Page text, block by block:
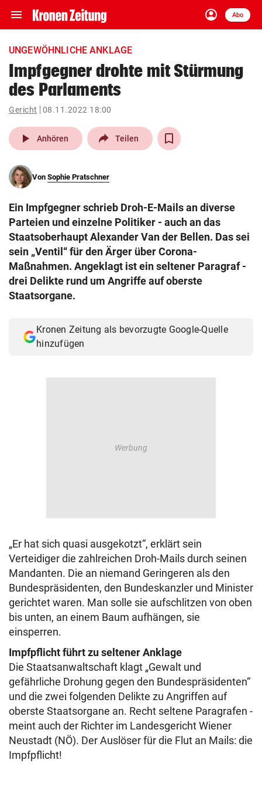
menu Navigation
ein-/ausklappen
account_circle
Anmelden
Abo
close Schließen
account_circle Anmelden
pin_drop
Wien arrow_right
search
eingeben
© Krone Multimedia GmbH & Co KG 2026
Muthgasse 2, 1190 Wien
UNGEWÖHNLICHE ANKLAGE
Impfgegner drohte mit Stürmung
des Parlaments
Gericht 08.11.2022 18:00
play_arrow Anhören Teilen
Von Sophie Pratschner
Ein Impfgegner schrieb Droh-E-Mails an diverse
Parteien und einzelne Politiker - auch an das
Staatsoberhaupt Alexander Van der Bellen. Das sei
sein „Ventil“ für den Ärger über Corona-
Maßnahmen. Angeklagt ist ein seltener Paragraf -
drei Delikte rund um Angriffe auf oberste
Staatsorgane.
Kronen Zeitung als bevorzugte Google-Quelle
hinzufügen
„Er hat sich quasi ausgekotzt“, erklärt sein
Verteidiger die zahlreichen Droh-Mails durch seinen
Mandanten. Die an niemand Geringeren als den
Bundespräsidenten, den Bundeskanzler und Minister
gerichtet waren. Man solle sie aufschlitzen von oben
bis unten, an einem Baum aufhängen, sie
einsperren.
Impfpflicht führt zu seltener Anklage
Die Staatsanwaltschaft klagt „Gewalt und
gefährliche Drohung gegen den Bundespräsidenten“
und die zwei folgenden Delikte zu Angriffen auf
oberste Staatsorgane an. Recht seltene Paragrafen -
meint auch der Richter im Landesgericht Wiener
Neustadt (NÖ). Der Auslöser für die Flut an Mails: die
Impfpflicht!